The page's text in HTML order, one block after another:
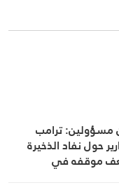
ترامب
حول نفاد الذخيرة
موقفه في